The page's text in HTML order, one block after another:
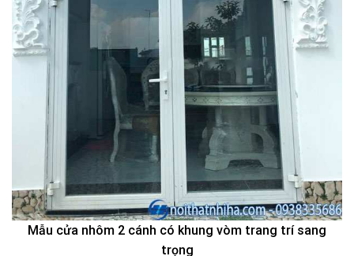
Mẫu cửa nhôm 2 cánh có khung vòm trang trí sang
trọng